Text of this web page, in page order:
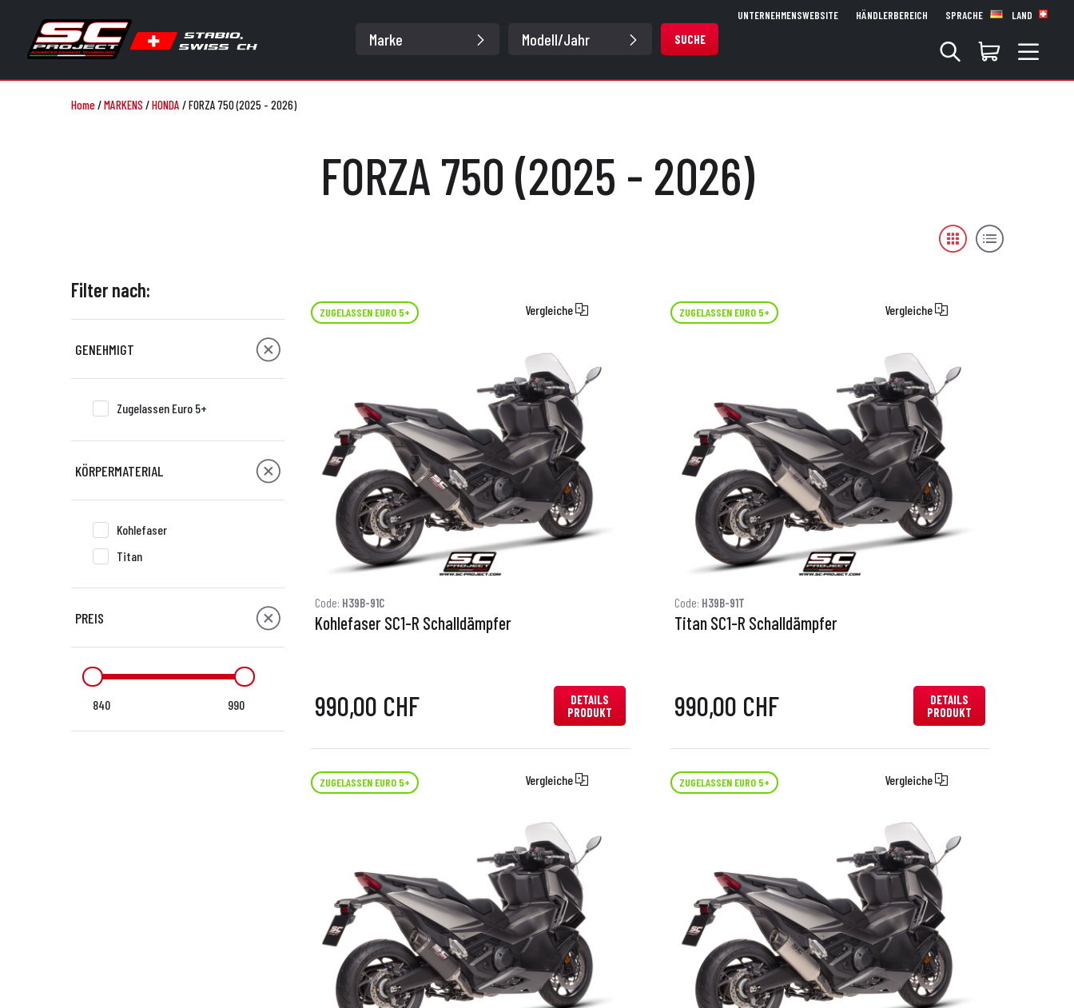
SUCHE
UNTERNEHMENSWEBSITE HÄNDLERBEREICH SPRACHE LAND
Home/MARKENS /HONDA /FORZA 750 (2025 - 2026)
FORZA 750 (2025 - 2026)
Filter nach:
GENEHMIGT
Zugelassen Euro 5+
KÖRPERMATERIAL
Kohlefaser
Titan
PREIS
840 990
ZUGELASSEN EURO 5+ Vergleiche
Code: H39B-91C
Kohlefaser SC1-R Schalldämpfer
990,00 CHF
DETAILS
PRODUKT
ZUGELASSEN EURO 5+ Vergleiche
Code: H39B-91T
Titan SC1-R Schalldämpfer
990,00 CHF
DETAILS
PRODUKT
ZUGELASSEN EURO 5+ Vergleiche ZUGELASSEN EURO 5+ Vergleiche